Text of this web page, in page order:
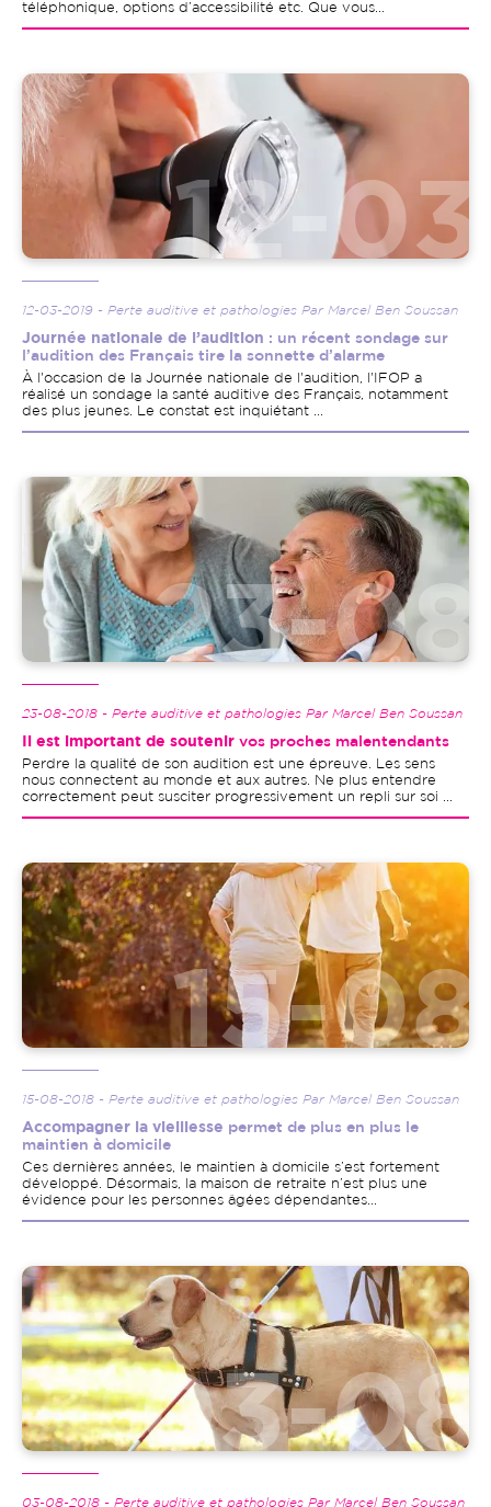
téléphonique, options d’accessibilité etc. Que vous...
Image
12-03-2019 - Perte auditive et pathologies Par Marcel Ben Soussan
Journée nationale de l’audition : un récent sondage sur
l’audition des Français tire la sonnette d’alarme
À l'occasion de la Journée nationale de l'audition, l'IFOP a
réalisé un sondage la santé auditive des Français, notamment
des plus jeunes. Le constat est inquiétant ...
Image
23-08-2018 - Perte auditive et pathologies Par Marcel Ben Soussan
Il est important de soutenir vos proches malentendants
Perdre la qualité de son audition est une épreuve. Les sens
nous connectent au monde et aux autres. Ne plus entendre
correctement peut susciter progressivement un repli sur soi ...
Image
15-08-2018 - Perte auditive et pathologies Par Marcel Ben Soussan
Accompagner la vieillesse permet de plus en plus le
maintien à domicile
Ces dernières années, le maintien à domicile s’est fortement
développé. Désormais, la maison de retraite n’est plus une
évidence pour les personnes âgées dépendantes...
Image
03-08-2018 - Perte auditive et pathologies Par Marcel Ben Soussan